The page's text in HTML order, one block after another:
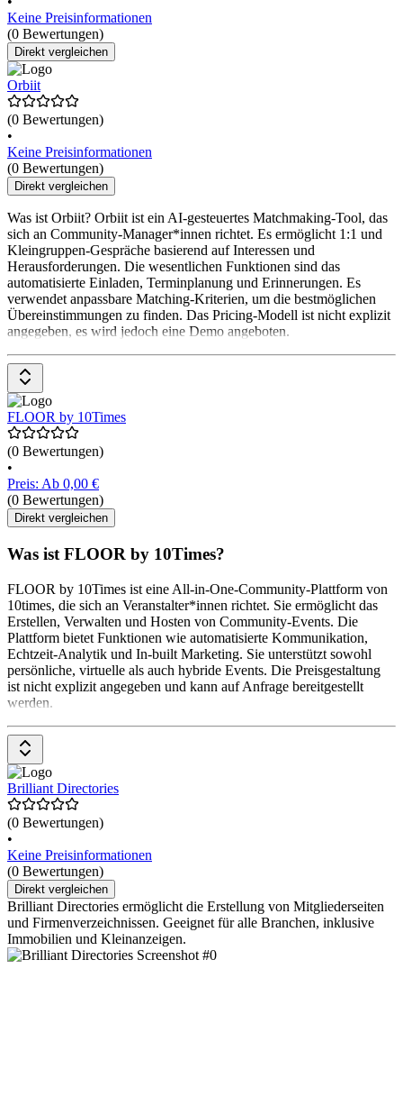
Keine Preisinformationen
(0 Bewertungen)
Direkt vergleichen
Orbiit
(0 Bewertungen)
•
Keine Preisinformationen
(0 Bewertungen)
Direkt vergleichen
Was ist Orbiit? Orbiit ist ein AI-gesteuertes Matchmaking-Tool, das
sich an Community-Manager*innen richtet. Es ermöglicht 1:1 und
Kleingruppen-Gespräche basierend auf Interessen und
Herausforderungen. Die wesentlichen Funktionen sind das
automatisierte Einladen, Terminplanung und Erinnerungen. Es
verwendet anpassbare Matching-Kriterien, um die bestmöglichen
Übereinstimmungen zu finden. Das Pricing-Modell ist nicht explizit
angegeben, es wird jedoch eine Demo angeboten.
FLOOR by 10Times
(0 Bewertungen)
•
Preis: Ab 0,00 €
(0 Bewertungen)
Direkt vergleichen
Was ist FLOOR by 10Times?
FLOOR by 10Times ist eine All-in-One-Community-Plattform von
10times, die sich an Veranstalter*innen richtet. Sie ermöglicht das
Erstellen, Verwalten und Hosten von Community-Events. Die
Plattform bietet Funktionen wie automatisierte Kommunikation,
Echtzeit-Analytik und In-built Marketing. Sie unterstützt sowohl
persönliche, virtuelle als auch hybride Events. Die Preisgestaltung
ist nicht explizit angegeben und kann auf Anfrage bereitgestellt
werden.
Brilliant Directories
(0 Bewertungen)
•
Keine Preisinformationen
(0 Bewertungen)
Direkt vergleichen
Brilliant Directories ermöglicht die Erstellung von Mitgliederseiten
und Firmenverzeichnissen. Geeignet für alle Branchen, inklusive
Immobilien und Kleinanzeigen.